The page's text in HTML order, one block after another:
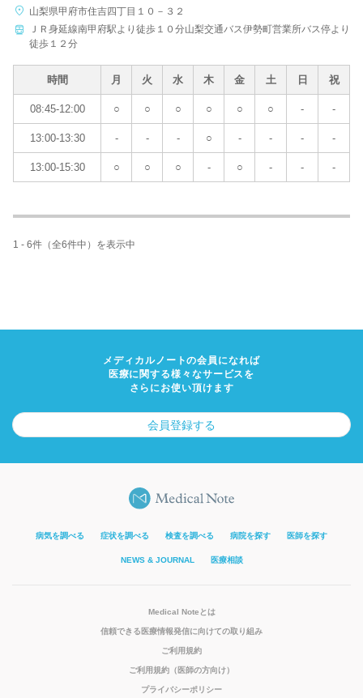
山梨県甲府市住吉四丁目１０－３２
ＪＲ身延線南甲府駅より徒歩１０分山梨交通バス伊勢町営業所バス停より
徒歩１２分
時間 月 火 水 木 金 土 日 祝
08:45-12:00 ○ ○ ○ ○ ○ ○ - -
13:00-13:30 - - - ○ - - - -
13:00-15:30 ○ ○ ○ - ○ - - -
1 - 6件（全6件中）を表示中
メディカルノートの会員になれば
医療に関する様々なサービスを
さらにお使い頂けます
会員登録する
病気を調べる 症状を調べる 検査を調べる 病院を探す 医師を探す
NEWS & JOURNAL 医療相談
Medical Noteとは
信頼できる医療情報発信に向けての取り組み
ご利用規約
ご利用規約（医師の方向け）
プライバシーポリシー